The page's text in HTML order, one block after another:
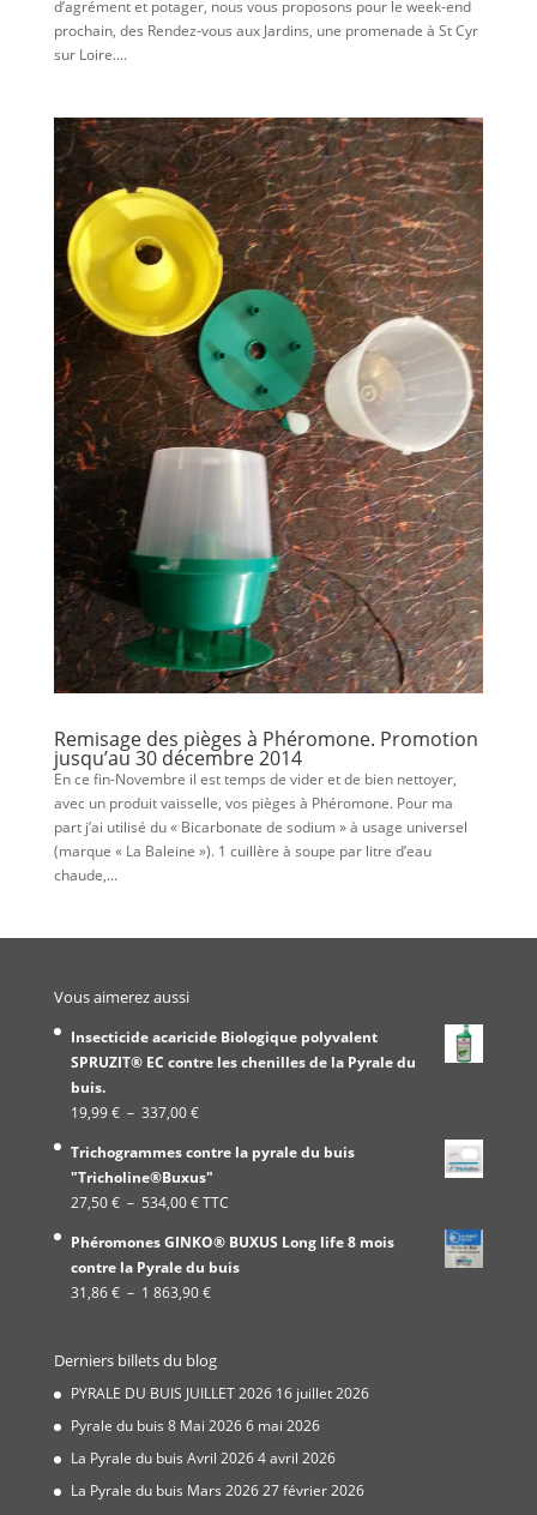
d’agrément et potager, nous vous proposons pour le week-end
prochain, des Rendez-vous aux Jardins, une promenade à St Cyr
sur Loire....
Remisage des pièges à Phéromone. Promotion
jusqu’au 30 décembre 2014
En ce fin-Novembre il est temps de vider et de bien nettoyer,
avec un produit vaisselle, vos pièges à Phéromone. Pour ma
part j’ai utilisé du « Bicarbonate de sodium » à usage universel
(marque « La Baleine »). 1 cuillère à soupe par litre d’eau
chaude,...
Vous aimerez aussi
Insecticide acaricide Biologique polyvalent
SPRUZIT® EC contre les chenilles de la Pyrale du
buis.
19,99€ – 337,00€Plage
prix :
19,99 €
à
337,00 €
Trichogrammes contre la pyrale du buis
"Tricholine®Buxus"
27,50€ – 534,00€Plage
prix :
27,50 €
à
TTC
Phéromones GINKO® BUXUS Long life 8 mois
contre la Pyrale du buis
31,86€ – 1 863,90€Plage
31,86 €
à
1
Derniers billets du blog
PYRALE DU BUIS JUILLET 2026 16 juillet 2026
Pyrale du buis 8 Mai 20266 mai 2026
La Pyrale du buis Avril 20264 avril 2026
La Pyrale du buis Mars 202627 février 2026